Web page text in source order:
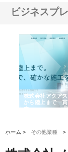
ビジネスプ
株式会社アクア
から陸上まで一
由
ホーム > その他業種 >